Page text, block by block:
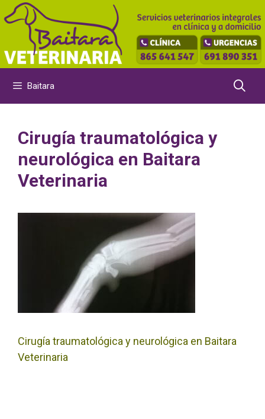
Saltar
al
contenido
Baitara
Cirugía traumatológica y
neurológica en Baitara
Veterinaria
Cirugía traumatológica y neurológica en Baitara
Veterinaria